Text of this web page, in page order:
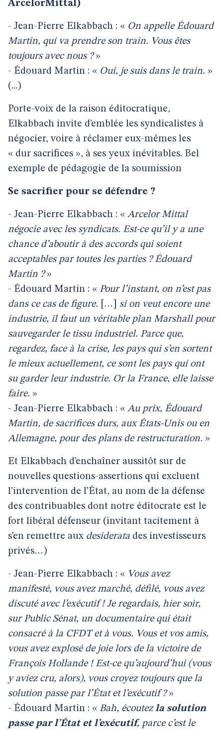
ArcelorMittal)
- Jean-Pierre Elkabbach : « On appelle Édouard
Martin, qui va prendre son train. Vous êtes
toujours avec nous ?»
- Édouard Martin : « Oui, je suis dans le train. »
(...)
Porte-voix de la raison éditocratique,
Elkabbach invite d’emblée les syndicalistes à
négocier, voire à réclamer eux-mêmes les
« dur sacrifices », à ses yeux inévitables. Bel
exemple de pédagogie de la soumission
Se sacrifier pour se défendre ?
- Jean-Pierre Elkabbach : « Arcelor Mittal
négocie avec les syndicats. Est-ce qu’il y a une
chance d’aboutir à des accords qui soient
acceptables par toutes les parties ? Édouard
Martin ?»
- Édouard Martin : « Pour l’instant, on n’est pas
dans ce cas de figure. […] si on veut encore une
industrie, il faut un véritable plan Marshall pour
sauvegarder le tissu industriel. Parce que,
regardez, face à la crise, les pays qui s’en sortent
le mieux actuellement, ce sont les pays qui ont
su garder leur industrie. Or la France, elle laisse
faire. »
- Jean-Pierre Elkabbach : « Au prix, Édouard
Martin, de sacrifices durs, aux États-Unis ou en
Allemagne, pour des plans de restructuration. »
Et Elkabbach d’enchaîner aussitôt sur de
nouvelles questions-assertions qui excluent
l’intervention de l’État, au nom de la défense
des contribuables dont notre éditocrate est le
fort libéral défenseur (invitant tacitement à
s’en remettre aux desiderata des investisseurs
privés…)
- Jean-Pierre Elkabbach : « Vous avez
manifesté, vous avez marché, défilé, vous avez
discuté avec l’exécutif ! Je regardais, hier soir,
sur Public Sénat, un documentaire qui était
consacré à la CFDT et à vous. Vous et vos amis,
vous avez explosé de joie lors de la victoire de
François Hollande ! Est-ce qu’aujourd’hui (vous
y aviez cru, alors), vous croyez toujours que la
solution passe par l’État et l’exécutif ?»
- Édouard Martin : « Bah, écoutezla solution
passe par l’État et l’exécutif, parce c’est le